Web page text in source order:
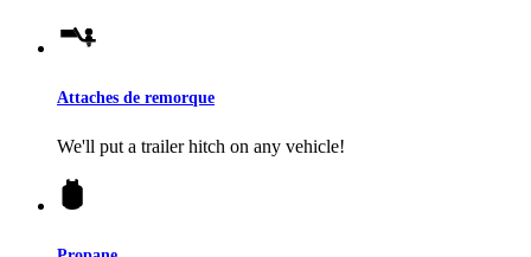
Attaches de remorque
We'll put a trailer hitch on any vehicle!